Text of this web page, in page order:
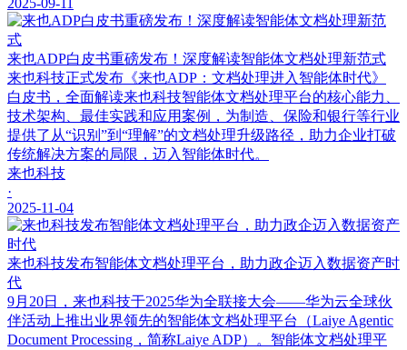
2025-09-11
来也ADP白皮书重磅发布！深度解读智能体文档处理新范式
来也科技正式发布《来也ADP：文档处理进入智能体时代》
白皮书，全面解读来也科技智能体文档处理平台的核心能力、
技术架构、最佳实践和应用案例，为制造、保险和银行等行业
提供了从“识别”到“理解”的文档处理升级路径，助力企业打破
传统解决方案的局限，迈入智能体时代。
来也科技
·
2025-11-04
来也科技发布智能体文档处理平台，助力政企迈入数据资产时
代
9月20日，来也科技于2025华为全联接大会——华为云全球伙
伴活动上推出业界领先的智能体文档处理平台（Laiye Agentic
Document Processing，简称Laiye ADP）。智能体文档处理平